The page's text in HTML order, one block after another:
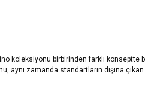
koleksiyonu birbirinden farklı
aynı zamanda standartların dışına